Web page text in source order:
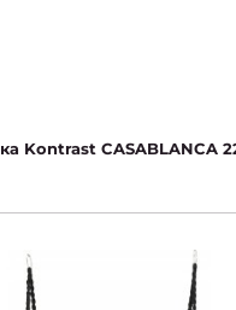
Kontrast CASABLANCA